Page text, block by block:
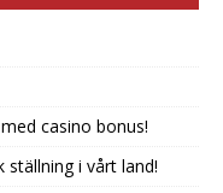
casino bonus!
i vårt land!